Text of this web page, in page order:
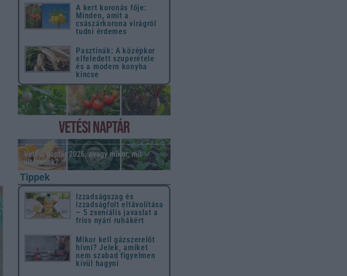
A kert koronás fője:
Minden, amit a
császárkorona virágról
tudni érdemes
Pasztinák: A középkor
elfeledett szuperétele
és a modern konyha
kincse
Vetési naptár 2026, avagy mikor, mit
ültessünk?
Tippek
Izzadságszag és
izzadságfolt eltávolítása
– 5 zseniális javaslat a
friss nyári ruhákért
Mikor kell gázszerelőt
hívni? Jelek, amiket
nem szabad figyelmen
kívül hagyni